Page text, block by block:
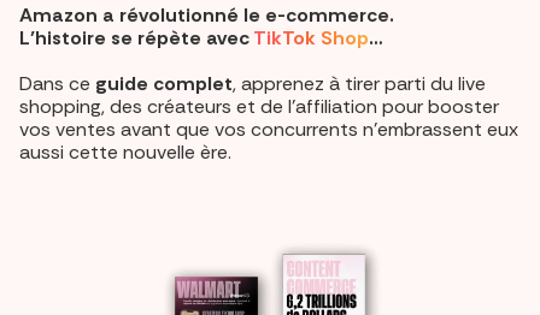
Amazon a révolutionné le e-commerce.
L’histoire se répète avecTikTok Shop…
Dans ce guide complet, apprenez à tirer parti du live
shopping, des créateurs et de l’affiliation pour booster
vos ventes avant que vos concurrents n’embrassent eux
aussi cette nouvelle ère.